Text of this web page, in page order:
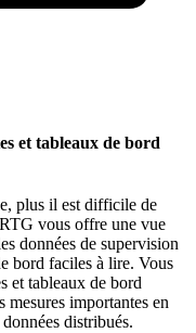
et tableaux de bord
plus il est difficile de
vous offre une vue
données de supervision
bord faciles à lire. Vous
et tableaux de bord
mesures importantes en
distribués.